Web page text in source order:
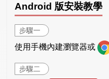
Android 版安裝教學
步驟一
使用手機內建瀏覽器或
步驟二